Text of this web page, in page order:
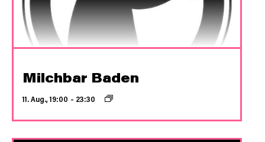
Milchbar Baden
11. Aug., 19:00 – 23:30